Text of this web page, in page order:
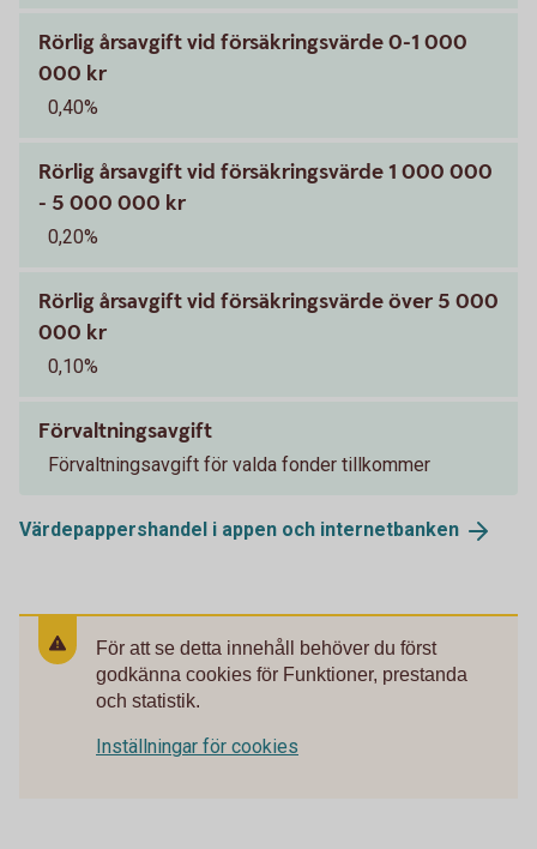
Rörlig årsavgift vid försäkringsvärde 0-1 000
000 kr
0,40%
Rörlig årsavgift vid försäkringsvärde 1 000 000
- 5 000 000 kr
0,20%
Rörlig årsavgift vid försäkringsvärde över 5 000
000 kr
0,10%
Förvaltningsavgift
Förvaltningsavgift för valda fonder tillkommer
Värdepappershandel i appen och internetbanken
För att se detta innehåll behöver du först
godkänna cookies för Funktioner, prestanda
och statistik.
Inställningar för cookies